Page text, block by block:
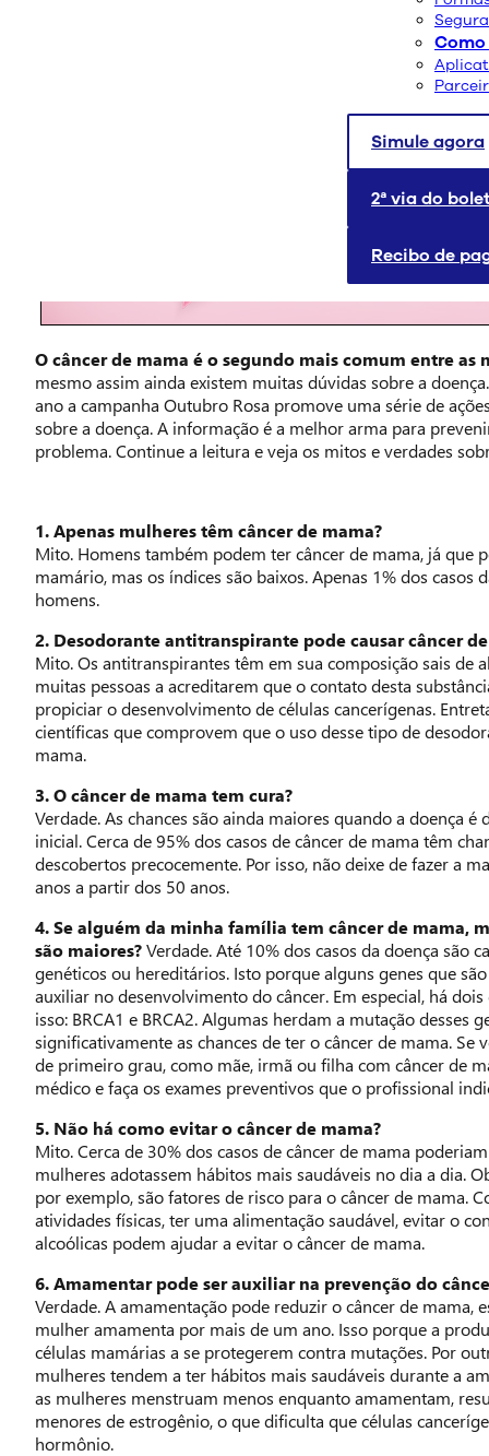
Simule agora
2ª via do
Recibo de
O câncer de mama é o segundo mais comum entre as
mesmo assim ainda existem muitas dúvidas sobre a
ano a campanha Outubro Rosa promove uma série de
sobre a doença. A informação é a melhor arma para
problema. Continue a leitura e veja os mitos e verdades
1. Apenas mulheres têm câncer de mama?
Mito. Homens também podem ter câncer de mama, já que
mamário, mas os índices são baixos. Apenas 1% dos casos
homens.
2. Desodorante antitranspirante pode causar câncer
Mito. Os antitranspirantes têm em sua composição sais de
muitas pessoas a acreditarem que o contato desta
propiciar o desenvolvimento de células cancerígenas.
científicas que comprovem que o uso desse tipo de
mama.
3. O câncer de mama tem cura?
Verdade. As chances são ainda maiores quando a doença é
inicial. Cerca de 95% dos casos de câncer de mama têm
descobertos precocemente. Por isso, não deixe de fazer a
anos a partir dos 50 anos.
4. Se alguém da minha família tem câncer de mama,
são maiores?Verdade. Até 10% dos casos da doença são
genéticos ou hereditários. Isto porque alguns genes que
auxiliar no desenvolvimento do câncer. Em especial, há
isso: BRCA1 e BRCA2. Algumas herdam a mutação desses
significativamente as chances de ter o câncer de mama. Se
de primeiro grau, como mãe, irmã ou filha com câncer de
médico e faça os exames preventivos que o profissional
5. Não há como evitar o câncer de mama?
Mito. Cerca de 30% dos casos de câncer de mama
mulheres adotassem hábitos mais saudáveis no dia a dia.
por exemplo, são fatores de risco para o câncer de mama.
atividades físicas, ter uma alimentação saudável, evitar o
alcoólicas podem ajudar a evitar o câncer de mama.
6. Amamentar pode ser auxiliar na prevenção do
Verdade. A amamentação pode reduzir o câncer de mama,
mulher amamenta por mais de um ano. Isso porque a
células mamárias a se protegerem contra mutações. Por
mulheres tendem a ter hábitos mais saudáveis durante a
as mulheres menstruam menos enquanto amamentam,
menores de estrogênio, o que dificulta que células
hormônio.